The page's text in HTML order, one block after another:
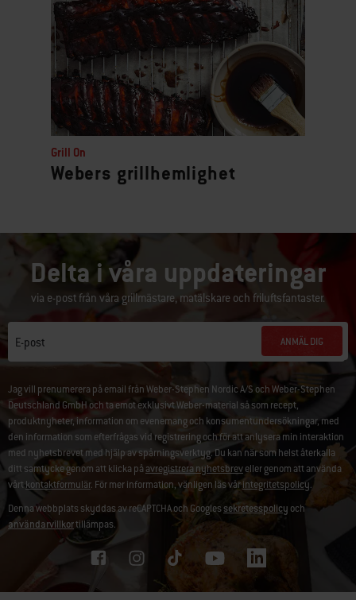
Grill On
Webers grillhemlighet
Delta i våra uppdateringar
via e-post från våra grillmästare, matälskare och friluftsfantaster.
E-post ANMÄL DIG
Jag vill prenumerera på email från Weber-Stephen Nordic A/S och Weber-Stephen
Deutschland GmbH och ta emot exklusivt Weber-material så som recept,
produktnyheter, information om evenemang och konsumentundersökningar, med
den information som efterfrågas vid registrering och för att anlysera min interaktion
med nyhetsbrevet med hjälp av spårningsverktyg. Du kan när som helst återkalla
ditt samtycke genom att klicka på avregistrera nyhetsbreveller genom att använda
vårt kontaktformulär. För mer information, vänligen läs vårintegritetspolicy.
Denna webbplats skyddas av reCAPTCHA och Googlessekretesspolicy och
användarvillkortillämpas.